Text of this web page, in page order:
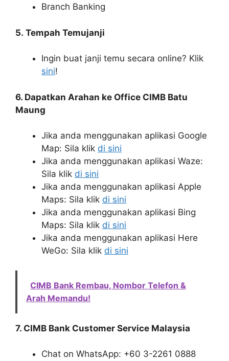
Branch Banking
5. Tempah Temujanji
Ingin buat janji temu secara online? Klik
sini!
6. Dapatkan Arahan ke Office CIMB Batu
Maung
Jika anda menggunakan aplikasi Google
Map: Sila klik di sini
Jika anda menggunakan aplikasi Waze:
Sila klik di sini
Jika anda menggunakan aplikasi Apple
Maps: Sila klik di sini
Jika anda menggunakan aplikasi Bing
Maps: Sila klik di sini
Jika anda menggunakan aplikasi Here
WeGo: Sila klik di sini
CIMB Bank Rembau, Nombor Telefon &
Arah Memandu!
7. CIMB Bank Customer Service Malaysia
Chat on WhatsApp: +60 3-2261 0888